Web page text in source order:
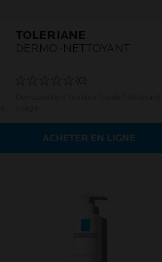
TOLERIANE
DERMO-NETTOYANT
(0)
ACHETER EN LIGNE